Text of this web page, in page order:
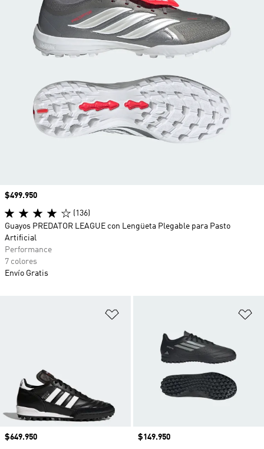
Precio
$649.950
Precio
$149.950
Precio
$499.950
(136)
Guayos PREDATOR LEAGUE con Lengüeta Plegable para Pasto
Artificial
Performance
7 colores
Envío Gratis